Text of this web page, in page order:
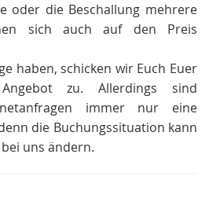
oder die Beschallung mehrere
sich auch auf den Preis
haben, schicken wir Euch Euer
zu. Allerdings sind
immer nur eine
die Buchungssituation kann
uns ändern.